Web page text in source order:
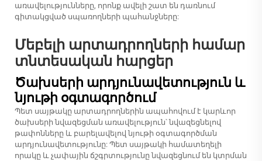
առավելությունները, որոնք ավելի շատ են դառնում
գիտակցված սպառողների պահանջները:
Մեբելի արտադրողների համար
տնտեսական հարցեր
Ծախսերի արդյունավետություն և
նյութի օգտագործում
Պետ սայթակը արտադրողներին ապահովում է կարևոր
ծախսերի նվազեցման առավելություն՝ նվազեցնելով
թափոնները և բարելավելով նյութի օգտագործման
արդյունավետությունը: Պետ սայթակի համատեղելի
որակը և չափային ճշգրտությունը նվազեցնում են կտրման